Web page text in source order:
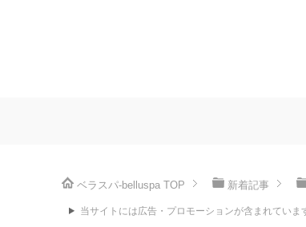
ベラスパ-belluspa TOP 新着記事
当サイトには広告・プロモーションが含まれていま